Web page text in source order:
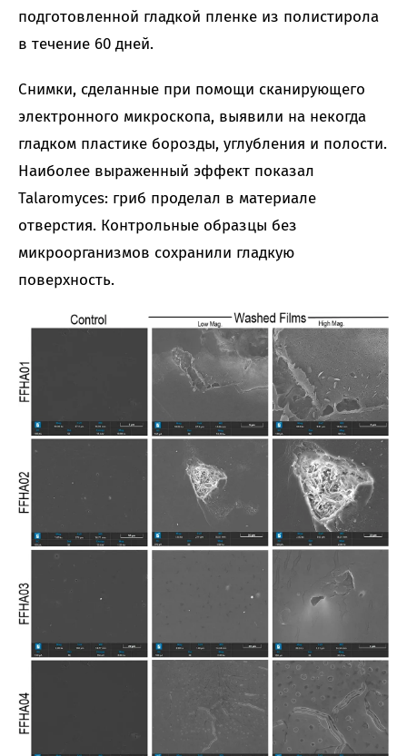
подготовленной гладкой пленке из полистирола
в течение 60 дней.
Снимки, сделанные при помощи сканирующего
электронного микроскопа, выявили на некогда
гладком пластике борозды, углубления и полости.
Наиболее выраженный эффект показал
Talaromyces: гриб проделал в материале
отверстия. Контрольные образцы без
микроорганизмов сохранили гладкую
поверхность.